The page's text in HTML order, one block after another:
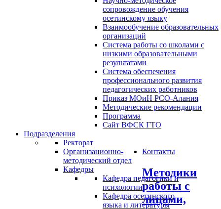
сопровождение обучения
осетинскому языку
Взаимообучение образовательных
организаций
Система работы со школами с
низкими образовательными
результатами
Система обеспечения
профессионального развития
педагогических работников
Приказ МОиН РСО-Алания
Методические рекомендации
Программа
Сайт ВФСК ГТО
Подразделения
Ректорат
Организационно-
методический отдел
Кафедры
Кафедра педагогики и
психологии
Кафедра осетинского
языка и литературы
Контакты
Методики
работы с
лицами,